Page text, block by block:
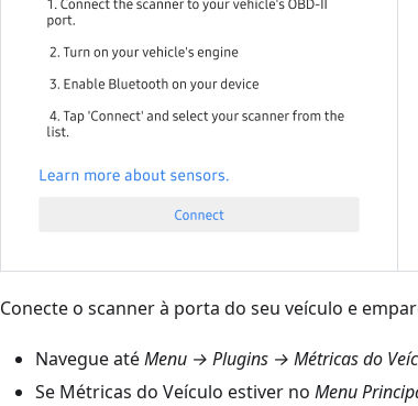
Conecte o scanner à porta do seu veículo e
Navegue atéMenu → Plugins → Métricas do
Se Métricas do Veículo estiver no Menu